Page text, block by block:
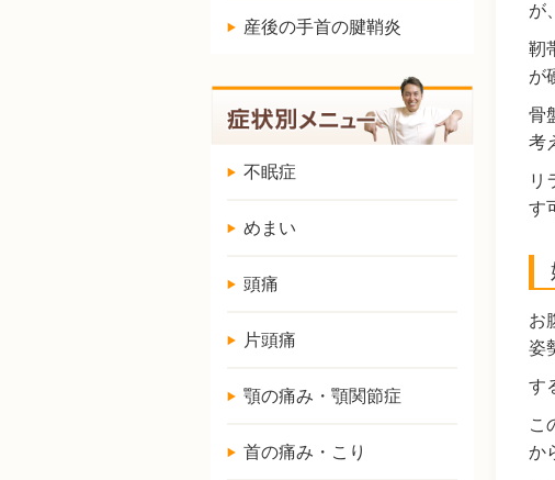
が
靭
が
骨
考
リ
す
お
姿
す
こ
か
産後の手首の腱鞘炎
不眠症
めまい
頭痛
片頭痛
顎の痛み・顎関節症
首の痛み・こり